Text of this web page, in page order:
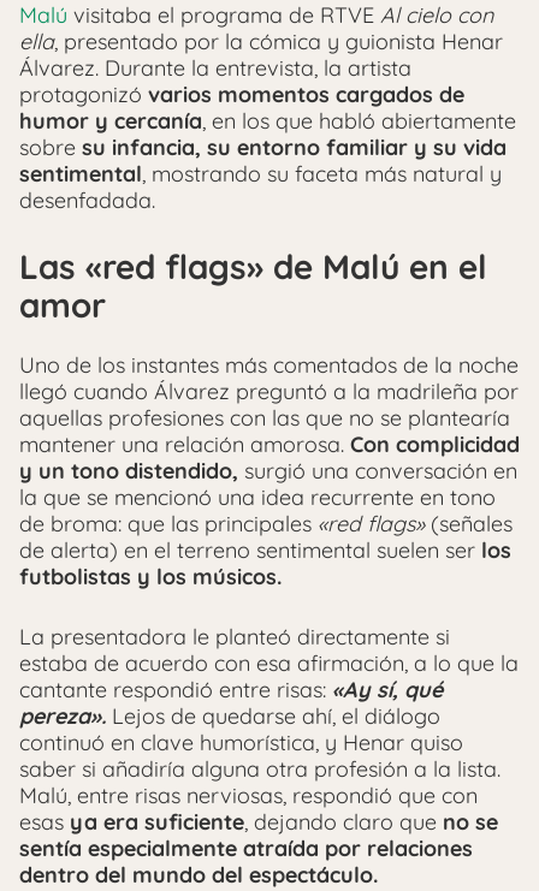
Malú visitaba el programa de RTVE Al cielo con
ella, presentado por la cómica y guionista Henar
Álvarez. Durante la entrevista, la artista
protagonizó varios momentos cargados de
humor y cercanía, en los que habló abiertamente
sobre su infancia, su entorno familiar y su vida
sentimental, mostrando su faceta más natural y
desenfadada.
Las «red flags» de Malú en el
amor
Uno de los instantes más comentados de la noche
llegó cuando Álvarez preguntó a la madrileña por
aquellas profesiones con las que no se plantearía
mantener una relación amorosa. Con complicidad
y un tono distendido, surgió una conversación en
la que se mencionó una idea recurrente en tono
de broma: que las principales «red flags»(señales
de alerta) en el terreno sentimental suelen ser los
futbolistas y los músicos.
La presentadora le planteó directamente si
estaba de acuerdo con esa afirmación, a lo que la
cantante respondió entre risas: «Ay sí, qué
pereza». Lejos de quedarse ahí, el diálogo
continuó en clave humorística, y Henar quiso
saber si añadiría alguna otra profesión a la lista.
Malú, entre risas nerviosas, respondió que con
esas ya era suficiente, dejando claro que no se
sentía especialmente atraída por relaciones
dentro del mundo del espectáculo.